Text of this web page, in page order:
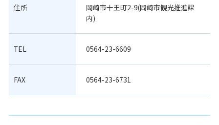
住所
岡崎市十王町2-9(岡崎市観光推進課
内)
TEL 0564-23-6609
FAX 0564-23-6731